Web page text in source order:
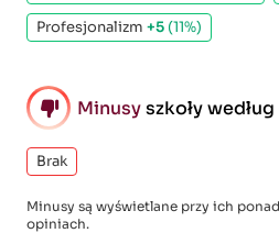
Profesjonalizm +5 (11%)
Minusyszkoły
Brak
Minusy są wyświetlane przy ich
opiniach.